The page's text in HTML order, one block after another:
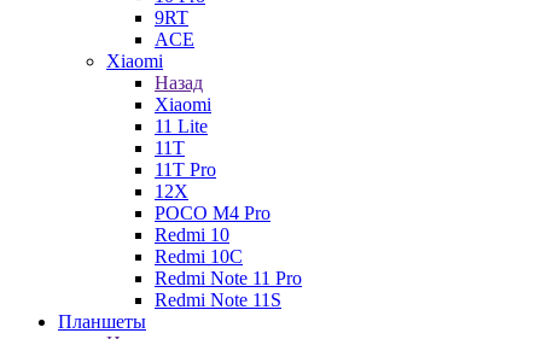
9RT
ACE
Xiaomi
Назад
Xiaomi
11 Lite
11T
11T Pro
12X
POCO M4 Pro
Redmi 10
Redmi 10C
Redmi Note 11 Pro
Redmi Note 11S
Планшеты